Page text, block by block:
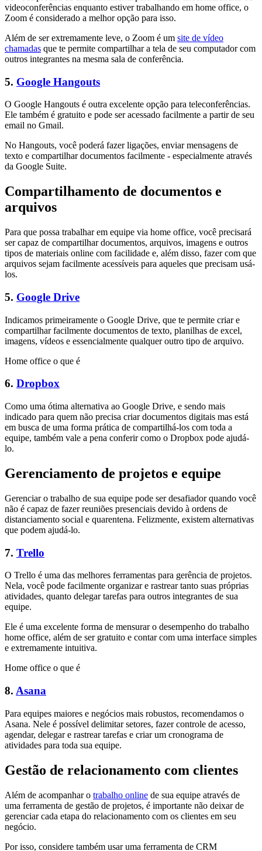
videoconferências enquanto estiver trabalhando em home office, o
Zoom é considerado a melhor opção para isso.
Além de ser extremamente leve, o Zoom é um site de vídeo
chamadas que te permite compartilhar a tela de seu computador com
outros integrantes na mesma sala de conferência.
5. Google Hangouts
O Google Hangouts é outra excelente opção para teleconferências.
Ele também é gratuito e pode ser acessado facilmente a partir de seu
email no Gmail.
No Hangouts, você poderá fazer ligações, enviar mensagens de
texto e compartilhar documentos facilmente - especialmente através
da Google Suite.
Compartilhamento de documentos e
arquivos
Para que possa trabalhar em equipe via home office, você precisará
ser capaz de compartilhar documentos, arquivos, imagens e outros
tipos de materiais online com facilidade e, além disso, fazer com que
arquivos sejam facilmente acessíveis para aqueles que precisam usá-
los.
5. Google Drive
Indicamos primeiramente o Google Drive, que te permite criar e
compartilhar facilmente documentos de texto, planilhas de excel,
imagens, vídeos e essencialmente qualquer outro tipo de arquivo.
Home office o que é
6. Dropbox
Como uma ótima alternativa ao Google Drive, e sendo mais
indicado para quem não precisa criar documentos digitais mas está
em busca de uma forma prática de compartilhá-los com toda a
equipe, também vale a pena conferir como o Dropbox pode ajudá-
lo.
Gerenciamento de projetos e equipe
Gerenciar o trabalho de sua equipe pode ser desafiador quando você
não é capaz de fazer reuniões presenciais devido à ordens de
distanciamento social e quarentena. Felizmente, existem alternativas
que podem ajudá-lo.
7. Trello
O Trello é uma das melhores ferramentas para gerência de projetos.
Nela, você pode facilmente organizar e rastrear tanto suas próprias
atividades, quanto delegar tarefas para outros integrantes de sua
equipe.
Ele é uma excelente forma de mensurar o desempenho do trabalho
home office, além de ser gratuito e contar com uma interface simples
e extremamente intuitiva.
Home office o que é
8. Asana
Para equipes maiores e negócios mais robustos, recomendamos o
Asana. Nele é possível delimitar setores, fazer controle de acesso,
agendar, delegar e rastrear tarefas e criar um cronograma de
atividades para toda sua equipe.
Gestão de relacionamento com clientes
Além de acompanhar o trabalho online de sua equipe através de
uma ferramenta de gestão de projetos, é importante não deixar de
gerenciar cada etapa do relacionamento com os clientes em seu
negócio.
Por isso, considere também usar uma ferramenta de CRM